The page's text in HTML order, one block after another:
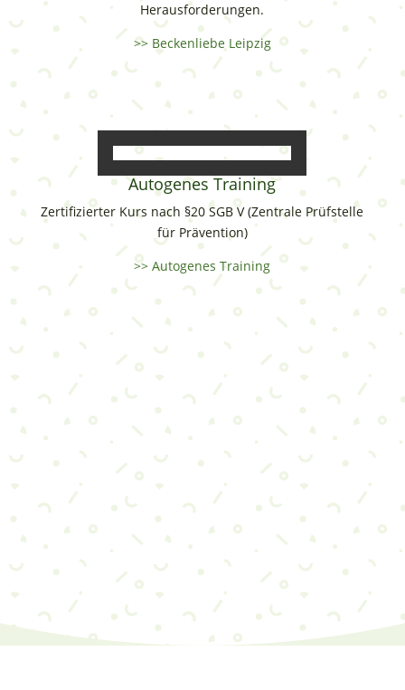
Herausforderungen.
>> Beckenliebe Leipzig
Autogenes Training
Zertifizierter Kurs nach §20 SGB V (Zentrale Prüfstelle
für Prävention)
>> Autogenes Training